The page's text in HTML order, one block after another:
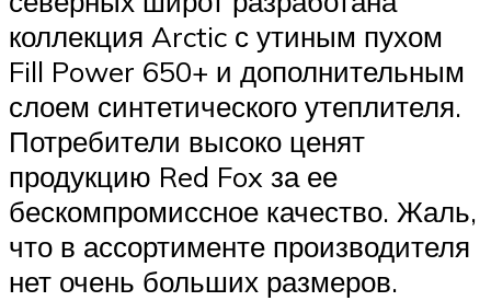
коллекция Arctic с утиным пухом
Fill Power 650+ и дополнительным
слоем синтетического утеплителя.
Потребители высоко ценят
продукцию Red Fox за ее
бескомпромиссное качество. Жаль,
что в ассортименте производителя
нет очень больших размеров.